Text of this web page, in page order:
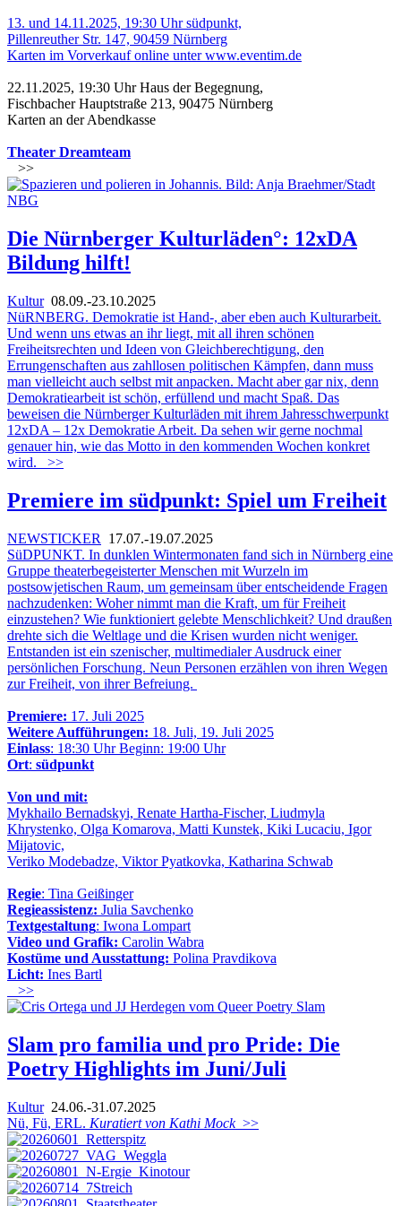
13. und 14.11.2025, 19:30 Uhr südpunkt,
Pillenreuther Str. 147, 90459 Nürnberg
Karten im Vorverkauf online unterwww.eventim.de
22.11.2025, 19:30 Uhr Haus der Begegnung,
Fischbacher Hauptstraße 213, 90475 Nürnberg
Karten an der Abendkasse
Theater Dreamteam
>>
Die Nürnberger Kulturläden°: 12xDA
Bildung hilft!
Kultur08.09.-23.10.2025
NüRNBERG. Demokratie ist Hand-, aber eben auch Kulturarbeit.
Und wenn uns etwas an ihr liegt, mit all ihren schönen
Freiheitsrechten und Ideen von Gleichberechtigung, den
Errungenschaften aus zahllosen politischen Kämpfen, dann muss
man vielleicht auch selbst mit anpacken. Macht aber gar nix, denn
Demokratiearbeit ist schön, erfüllend und macht Spaß. Das
beweisen die Nürnberger Kulturläden mit ihrem Jahresschwerpunkt
12xDA – 12x Demokratie Arbeit. Da sehen wir gerne nochmal
genauer hin, wie das Motto in den kommenden Wochen konkret
wird.
>>
Premiere im südpunkt: Spiel um Freiheit
NEWSTICKER
17.07.-19.07.2025
SüDPUNKT. In dunklen Wintermonaten fand sich in Nürnberg eine
Gruppe theaterbegeisterter Menschen mit Wurzeln im
postsowjetischen Raum, um gemeinsam über entscheidende Fragen
nachzudenken: Woher nimmt man die Kraft, um für Freiheit
einzustehen? Wie funktioniert gelebte Menschlichkeit? Und draußen
drehte sich die Weltlage und die Krisen wurden nicht weniger.
Entstanden ist ein szenischer, multimedialer Ausdruck einer
persönlichen Forschung. Neun Personen erzählen von ihren Wegen
zur Freiheit, von ihrer Befreiung.
Premiere: 17. Juli 2025
Weitere Aufführungen: 18. Juli, 19. Juli 2025
Einlass: 18:30 Uhr Beginn: 19:00 Uhr
Ort: südpunkt
Von und mit:
Mykhailo Bernadskyi, Renate Hartha-Fischer, Liudmyla
Khrystenko, Olga Komarova, Matti Kunstek, Kiki Lucaciu, Igor
Mijatovic,
Veriko Modebadze, Viktor Pyatkovka, Katharina Schwab
Regie: Tina Geißinger
Regieassistenz: Julia Savchenko
Textgestaltung: Iwona Lompart
Video und Grafik: Carolin Wabra
Kostüme und Ausstattung: Polina Pravdikova
Licht: Ines Bartl
>>
Slam pro familia und pro Pride: Die
Poetry Highlights im Juni/Juli
Kultur24.06.-31.07.2025
Nü, Fü, ERL. Kuratiert von Kathi Mock>>